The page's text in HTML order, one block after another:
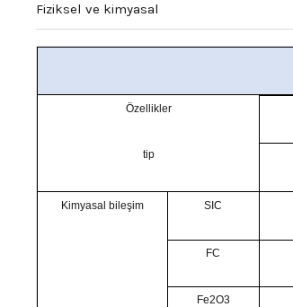
Fiziksel ve kimyasal
Özellikler
tip
Kimyasal bileşim SIC
FC
Fe2O3